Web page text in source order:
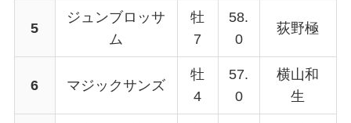
5
ジュンブロッサ
ム
牡
7
58.
0
荻野極
6 マジックサンズ
牡
4
57.
0
横山和
生